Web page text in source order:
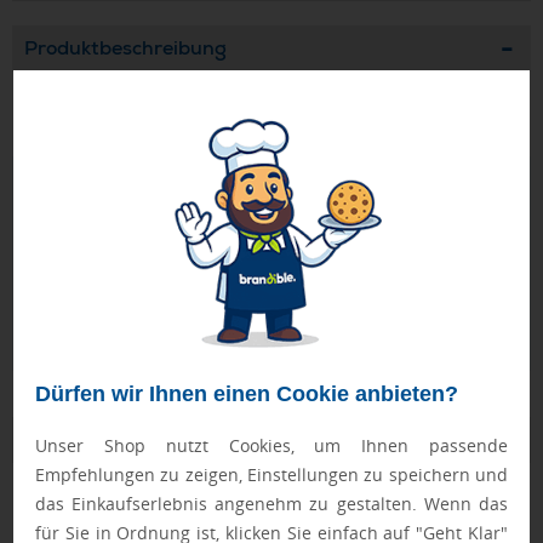
Dürfen wir Ihnen einen Cookie anbieten?
Unser Shop nutzt Cookies, um Ihnen passende
Empfehlungen zu zeigen, Einstellungen zu speichern und
das Einkaufserlebnis angenehm zu gestalten. Wenn das
für Sie in Ordnung ist, klicken Sie einfach auf "Geht Klar"
Produktbeschreibung
Nur Produkte, die unserenQualitätscheck
schaffen es in den Shop.Mehr erfahren
Qualitätssicherung
Zusatzinformation
Artikelnummer: 036-MO8763-06